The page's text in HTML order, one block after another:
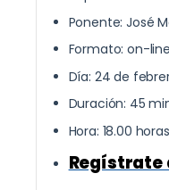
Ponente: José
Formato: on-line
Día: 24 de
Duración: 45
Hora: 18.00
Regístrate